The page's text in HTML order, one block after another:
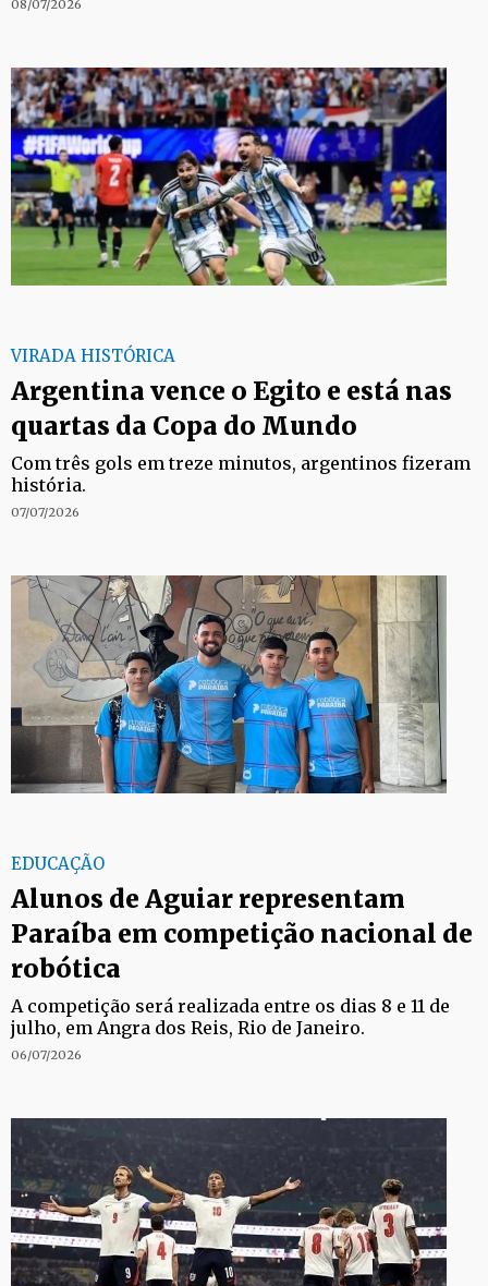
08/07/2026
VIRADA HISTÓRICA
Argentina vence o Egito e está nas
quartas da Copa do Mundo
Com três gols em treze minutos, argentinos fizeram
história.
07/07/2026
EDUCAÇÃO
Alunos de Aguiar representam
Paraíba em competição nacional de
robótica
A competição será realizada entre os dias 8 e 11 de
julho, em Angra dos Reis, Rio de Janeiro.
06/07/2026